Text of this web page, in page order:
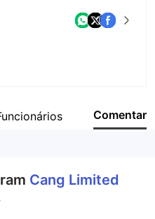
Comentar
Cang Limited